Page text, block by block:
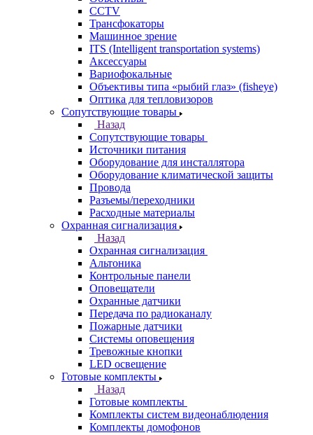
CCTV
Трансфокаторы
Машинное зрение
ITS (Intelligent transportation systems)
Аксессуары
Вариофокальные
Объективы типа «рыбий глаз» (fisheye)
Оптика для тепловизоров
Сопутствующие товары
Назад
Сопутствующие товары
Источники питания
Оборудование для инсталлятора
Оборудование климатической защиты
Провода
Разъемы/переходники
Расходные материалы
Охранная сигнализация
Назад
Охранная сигнализация
Альтоника
Контрольные панели
Оповещатели
Охранные датчики
Передача по радиоканалу
Пожарные датчики
Системы оповещения
Тревожные кнопки
LED освещение
Готовые комплекты
Назад
Готовые комплекты
Комплекты систем видеонаблюдения
Комплекты домофонов